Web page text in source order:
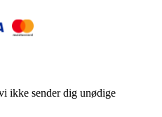
ikke sender dig unødige